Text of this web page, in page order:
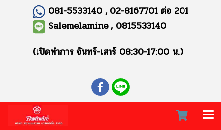
081-5533140 , 02-8167701 ต่อ 201
Salemelamine , 0815533140
(เปิดทำการ จันทร์-เสาร์ 08:30-17:00 น.)